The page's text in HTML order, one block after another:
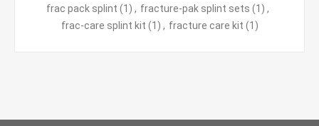
frac pack splint (1) , fracture-pak splint sets (1) ,
frac-care splint kit (1) , fracture care kit (1)